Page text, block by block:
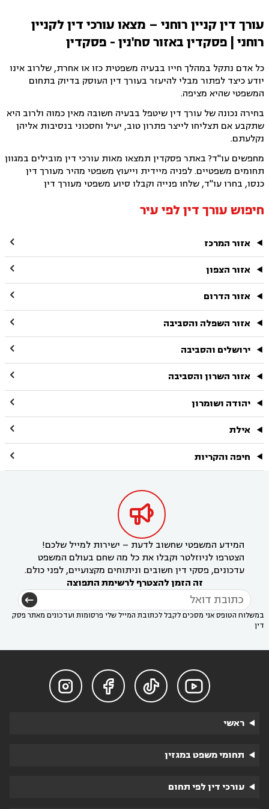
עורך דין קניין רוחני – מצאו עורכי דין לקניין
רוחני | פסקדין באזור סח'נין - פסקדין
כל אדם נתקל במהלך חייו בבעיה משפטית כזו או אחרת, שלרוב אינו
יודע כיצד לפתור מבלי להיעזר בעורך דין העוסק בדיוק בתחום
המשפטי שהיא מציפה.
בחירה נכונה של עורך דין שיטפל בבעיה חשובה מאין כמוה ולרוב היא
שתקבע אם תצליחו לייצר פתרון טוב, יעיל וחסכוני בנסיבות אליהן
נקלעתם.
מחפשים עו"ד? באתר פסקדין תמצאו מאות עורכי דין מובילים במגוון
תחומים משפטיים. לפניה מיידית וייעוץ משפטי מהיר מעורך דין
כנסו, בחרו עו"ד, שלחו פנייה וקבלו סיוע משפטי מעורך דין
חיפוש עורך דין לפי עיר
אזור המרכז 
אזור הצפון 
אזור הדרום 
אזור השפלה והסביבה 
ירושלים והסביבה 
אזור השרון והסביבה 
יהודה ושומרון 
אילת 
חיפה והקריות 

המידע המשפטי שחשוב לדעת – ישירות למייל שלכם!
הצטרפו לניוזלטר וקבלו את כל מה שחם בעולם המשפט
עדכונים, פסקי דין חשובים וניתוחים מקצועיים, לפני כולם.
זה הזמן להצטרף לרשימת התפוצה
במשלוח הטופס אני מסכים לקבל לכתובת המייל שלי פרסומות ועדכונים מאתר פסק
דין




ראשי
תחומי משפט במגזין
עורכי דין לפי תחום